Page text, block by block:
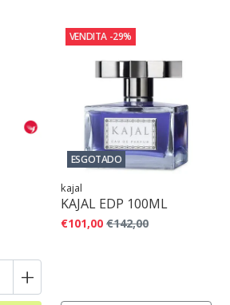
+
VENDITA -29%
ESGOTADO
kajal
KAJAL EDP 100ML
€101,00 €142,00